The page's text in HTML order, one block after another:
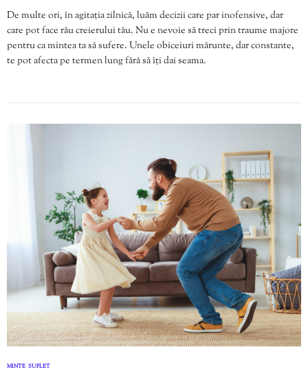
De multe ori, în agitația zilnică, luăm decizii care par inofensive, dar
care pot face rău creierului tău. Nu e nevoie să treci prin traume majore
pentru ca mintea ta să sufere. Unele obiceiuri mărunte, dar constante,
te pot afecta pe termen lung fără să îți dai seama.
MINTE SUFLET